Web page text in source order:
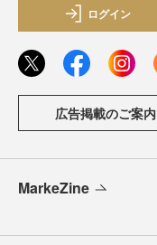
ログイン
広告掲載のご案内
MarkeZine